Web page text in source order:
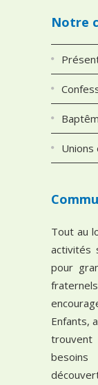
Notre
Tout au
activités
pour
Enfants,